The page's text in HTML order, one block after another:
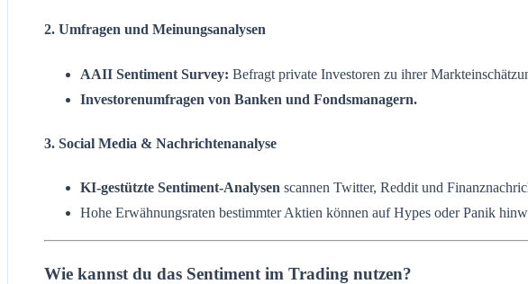
2. Umfragen und Meinungsanalysen
AAII Sentiment Survey: Befragt private Investoren zu ihrer
Investorenumfragen von Banken und Fondsmanagern.
3. Social Media & Nachrichtenanalyse
KI-gestützte Sentiment-Analysen scannen Twitter, Reddit und
Hohe Erwähnungsraten bestimmter Aktien können auf Hypes oder Panik
Wie kannst du das Sentiment im Trading nutzen?